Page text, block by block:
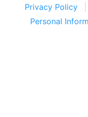
Privacy Policy
Personal